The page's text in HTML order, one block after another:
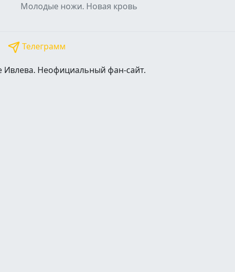
Молодые ножи. Новая кровь
Телеграмм
Ивлева. Неофициальный фан-сайт.